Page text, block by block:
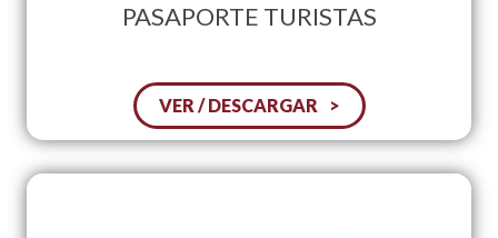
PASAPORTE TURISTAS
VER / DESCARGAR